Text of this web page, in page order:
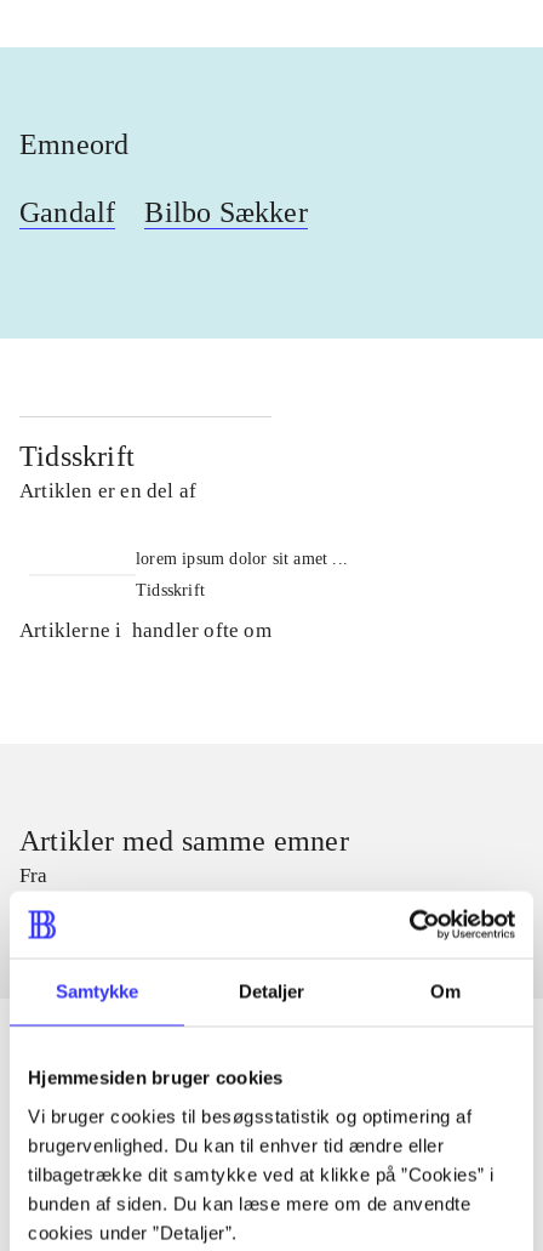
Samtykke Detaljer Om
Hjemmesiden bruger cookies
Vi bruger cookies til besøgsstatistik og optimering af
brugervenlighed. Du kan til enhver tid ændre eller
tilbagetrække dit samtykke ved at klikke på ”Cookies” i
bunden af siden. Du kan læse mere om de anvendte
cookies under ”Detaljer”.
Emneord
Gandalf Bilbo Sækker
Tidsskrift
Artiklen er en del af
lorem ipsum dolor sit amet ...
Tidsskrift
Artiklerne i handler ofte om
Artikler med samme emner
Fra
Artikler
Alle registrerede artikler fordelt på udgivelser